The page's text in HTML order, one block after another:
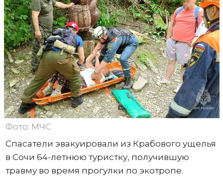
Фото: МЧС
Спасатели эвакуировали из Крабового ущелья
в Сочи 64-летнюю туристку, получившую
травму во время прогулки по экотропе.